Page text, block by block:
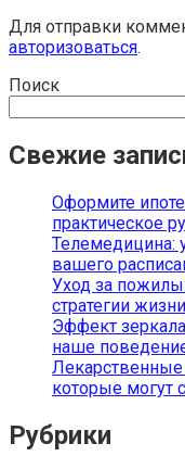
Для отправки
авторизоваться.
Поиск
Свежие
Оформите
практическое
Телемедицина:
вашего
Уход за
стратегии жизни
Эффект
наше
которые могут
Рубрики